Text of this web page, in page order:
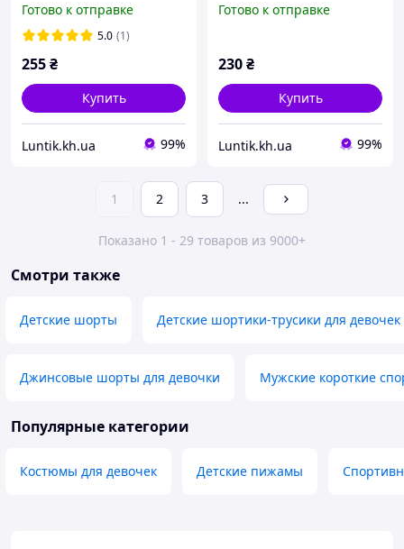
летние трикотажные
тресы шортики мустанг
Готово к отправке
5.0 (1)
255₴
Купить
Luntik.kh.ua 99%
Готово к отправке
230₴
Купить
Luntik.kh.ua 99%
1 2 3 ...
Показано 1 - 29 товаров из 9000+
Смотри также
Детские шорты Детские шортики-трусики для девочек
Джинсовые шорты для девочки Мужские короткие
Популярные категории
Костюмы для девочек Детские пижамы